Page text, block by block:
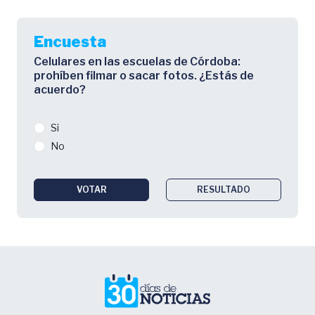
Encuesta
Celulares en las escuelas de Córdoba:
prohíben filmar o sacar fotos. ¿Estás de
acuerdo?
Si
No
VOTAR RESULTADO